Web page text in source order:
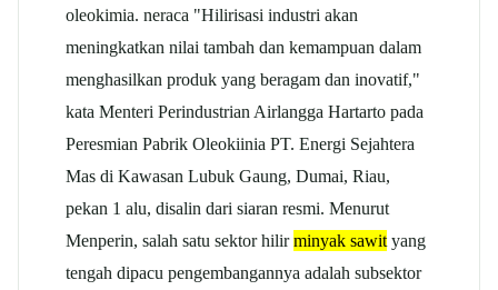
oleokimia. neraca "Hilirisasi industri akan
meningkatkan nilai tambah dan kemampuan dalam
menghasilkan produk yang beragam dan inovatif,"
kata Menteri Perindustrian Airlangga Hartarto pada
Peresmian Pabrik Oleokiinia PT. Energi Sejahtera
Mas di Kawasan Lubuk Gaung, Dumai, Riau,
pekan 1 alu, disalin dari siaran resmi. Menurut
Menperin, salah satu sektor hilirminyak sawit yang
tengah dipacu pengembangannya adalah subsektor